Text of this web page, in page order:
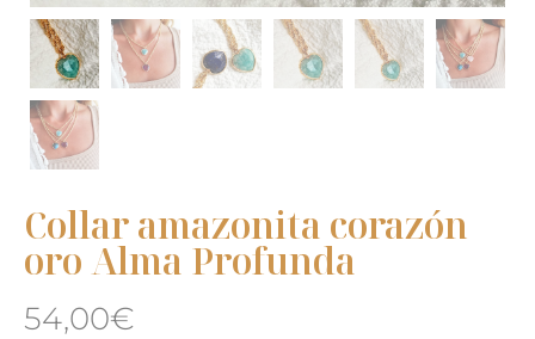
Collar amazonita corazón
oro Alma Profunda
54,00€